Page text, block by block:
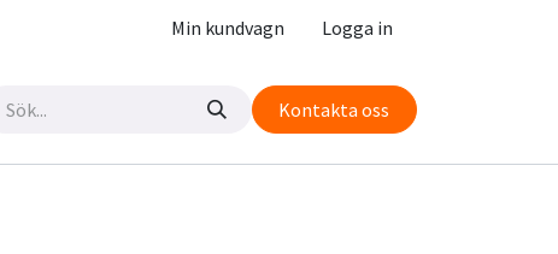
Min kundvagn Logga in
Kontakta oss